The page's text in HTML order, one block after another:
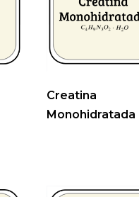
Creatina
Monohidratada